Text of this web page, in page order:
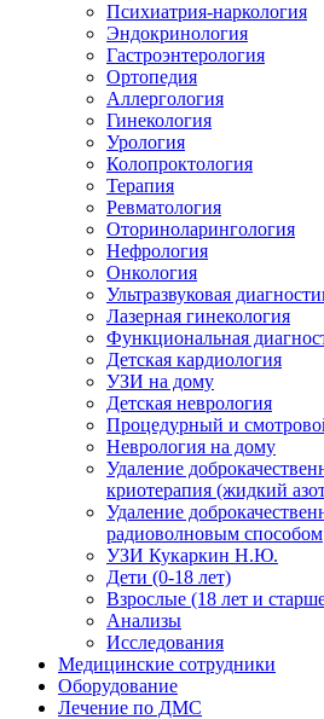
Психиатрия-наркология
Эндокринология
Гастроэнтерология
Ортопедия
Аллергология
Гинекология
Урология
Колопроктология
Терапия
Ревматология
Оториноларингология
Нефрология
Онкология
Ультразвуковая
Лазерная гинекология
Функциональная
Детская кардиология
УЗИ на дому
Детская неврология
Процедурный и
Неврология на дому
Удаление
криотерапия (жидкий
Удаление
радиоволновым способом
УЗИ Кукаркин Н.Ю.
Дети (0-18 лет)
Взрослые (18 лет и
Анализы
Исследования
Медицинские сотрудники
Оборудование
Лечение по ДМС